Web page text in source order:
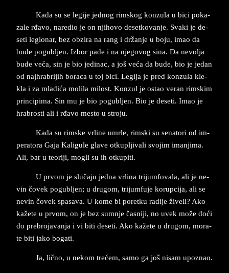
Kada su se le­gi­je jed­nog rim­skog kon­zu­la u bici po­ka­
za­le rđa­vo, na­re­dio je on nji­ho­vo desetkovan­je. Sva­ki je de­
se­ti le­gi­o­nar, bez ob­zi­ra na rang i držanje u boju, imao da
bude po­gu­bljen. Iz­bor pade i na nje­go­vog sina. Da ne­vol­ja
bude veća, sin je bio je­di­nac, a još veća da bude, bio je jedan
od naj­hra­bri­jih bo­ra­ca u toj bici. Le­gi­ja je pred kon­zu­la kle­
kla i za mla­dića mo­li­la mi­lost. Konzul je ostao ve­ran rim­skim
prin­ci­pi­ma. Sin mu je bio po­gu­bljen. Bio je de­se­ti. Imao je
hra­bro­sti ali i rđavo me­sto u stro­ju.
Kada su rim­ske vr­li­ne umrle, rim­ski su se­na­to­ri od im­
pe­ra­to­ra Gaja Kali­gu­le gla­ve ot­ku­plji­va­li svo­jim iman­ji­ma.
Ali, bar u te­o­ri­ji, mo­gli su ih ot­ku­pi­ti.
U pr­vo­m je slučaju ­jed­na vrl­ina tri­jum­fo­va­la, ali je ne­
vin čovek po­gu­bljen; u dru­gom, trijumfuje ko­rup­ci­ja, ali se
ne­vin čovek spa­sa­va. U kome bi po­ret­ku ra­di­je žive­li? Ako
kažete u prvom, on je bez sum­nje ča­sniji, no uvek može doći
do pre­bro­ja­vanja i vi biti de­se­ti. Ako kažete u dru­gom, mo­ra­
te biti jako bo­ga­ti.
Ja, lično, u ne­kom trećem, samo ga još ni­sam upo­znao.